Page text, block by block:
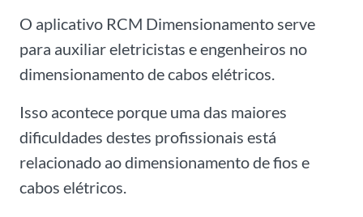
O aplicativo RCM Dimensionamento serve
para auxiliar eletricistas e engenheiros no
dimensionamento de cabos elétricos.
Isso acontece porque uma das maiores
dificuldades destes profissionais está
relacionado ao dimensionamento de fios e
cabos elétricos.